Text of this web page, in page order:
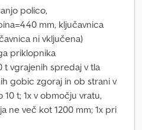
polico,
mm, ključavnica
ni vključena)
priklopnika
t vgrajenih spredaj v tla
gobic zgoraj in ob strani v
10 t; 1x v območju vratu,
ne več kot 1200 mm; 1x pri